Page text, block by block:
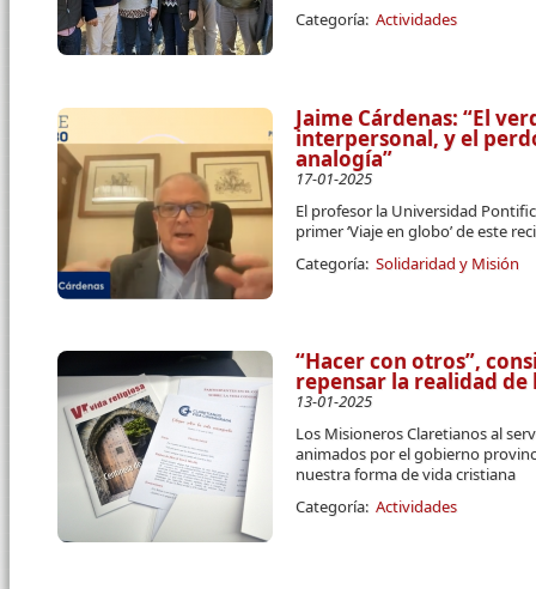
Categoría: Actividades
Jaime Cárdenas: “El
interpersonal, y el
analogía”
17-01-2025
El profesor la Universidad
primer ‘Viaje en globo’ de este
Categoría: Solidaridad y Misión
“Hacer con otros”,
repensar la realidad
13-01-2025
Los Misioneros Claretianos al
animados por el gobierno
nuestra forma de vida cristiana
Categoría: Actividades